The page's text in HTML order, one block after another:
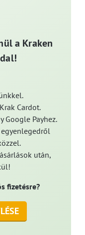
a Kraken
Cardot.
Google Payhez.
után,
fizetésre?